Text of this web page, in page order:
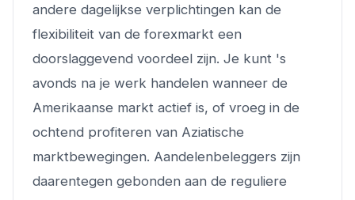
andere dagelijkse verplichtingen kan de
flexibiliteit van de forexmarkt een
doorslaggevend voordeel zijn. Je kunt 's
avonds na je werk handelen wanneer de
Amerikaanse markt actief is, of vroeg in de
ochtend profiteren van Aziatische
marktbewegingen. Aandelenbeleggers zijn
daarentegen gebonden aan de reguliere